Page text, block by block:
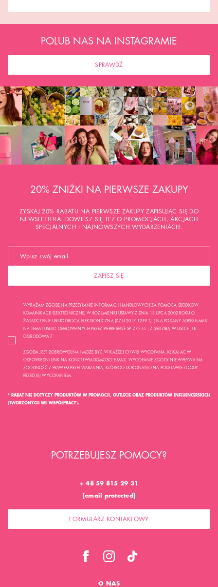
POLUB NAS NA INSTAGRAMIE
SPRAWDŹ
20% ZNIŻKI NA PIERWSZE ZAKUPY
ZYSKAJ 20% RABATU NA PIERWSZE ZAKUPY ZAPISUJĄC SIĘ DO
NEWSLETTERA. DOWIESZ SIĘ TEŻ O PROMOCJACH, AKCJACH
SPECJALNYCH I NAJNOWSZYCH WYDARZENIACH.
ZAPISZ SIĘ
WYRAŻAM ZGODĘ NA PRZESYŁANIE INFORMACJI HANDLOWYCH ZA POMOCĄ ŚRODKÓW
KOMUNIKACJI ELEKTRONICZNEJ W ROZUMIENIU USTAWY Z DNIA 18 LIPCA 2002 ROKU O
ŚWIADCZENIE USŁUG DROGĄ ELEKTRONICZNĄ (DZ.U.2017.1219 TJ..) NA PODANY ADRES E-MAIL
NA TEMAT USŁUG OFEROWANYCH PRZEZ PIERRE RENÉ SP. Z O. O. , Z SIEDZIBĄ W USTCE , UL.
OGRODOWA 7.
ZGODA JEST DOBROWOLNA I MOŻE BYĆ W KAŻDEJ CHWILI WYCOFANA, KLIKAJĄC W
ODPOWIEDNI LINK NA KOŃCU WIADOMOŚCI E-MAIL. WYCOFANIE ZGODY NIE WPŁYWA NA
ZGODNOŚĆ Z PRAWEM PRZETWARZANIA, KTÓREGO DOKONANO NA PODSTAWIE ZGODY
PRZED JEJ WYCOFANIEM.
* RABAT NIE DOTYCZY PRODUKTÓW W PROMOCJI, OUTLECIE ORAZ PRODUKTÓW INFLUENCERSKICH
(TWORZONYCH WE WSPÓŁPRACY).
POTRZEBUJESZ POMOCY?
+ 48 59 815 29 31
[email protected]
FORMULARZ KONTAKTOWY
O NAS